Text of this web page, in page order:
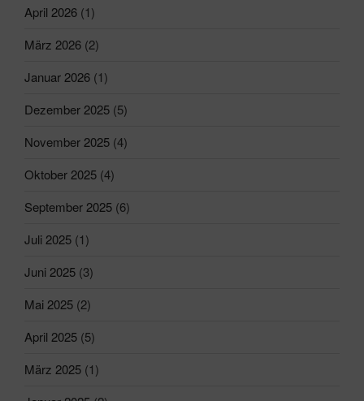
April 2026 (1)
März 2026 (2)
Januar 2026 (1)
Dezember 2025 (5)
November 2025 (4)
Oktober 2025 (4)
September 2025 (6)
Juli 2025 (1)
Juni 2025 (3)
Mai 2025 (2)
April 2025 (5)
März 2025 (1)